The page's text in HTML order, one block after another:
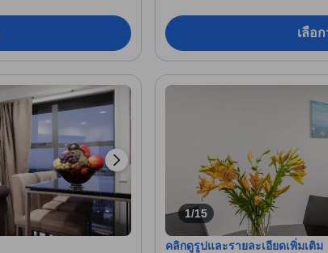
เลือ
1/15
คลิกดูรูปและรายละเอียดเพิ่มเติม